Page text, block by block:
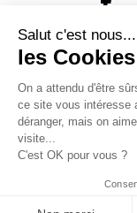
©
Salut c'est nous...
les
On a attendu d'être
ce site vous intéresse
déranger, mais on
visite...
C'est OK pour vous ?